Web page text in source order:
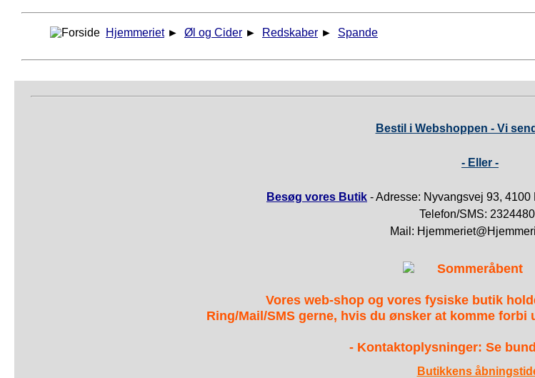
Hjemmeriet ► Øl og Cider ► Redskaber ► Spande
Bestil i Webshoppen - Vi
- Eller -
Besøg vores Butik - Adresse: Nyvangsvej 93, 4100
Telefon/SMS:
Mail:
Sommeråbent
Vores web-shop og vores fysiske butik
Ring/Mail/SMS gerne, hvis du ønsker at komme
- Kontaktoplysninger: Se
Butikkens